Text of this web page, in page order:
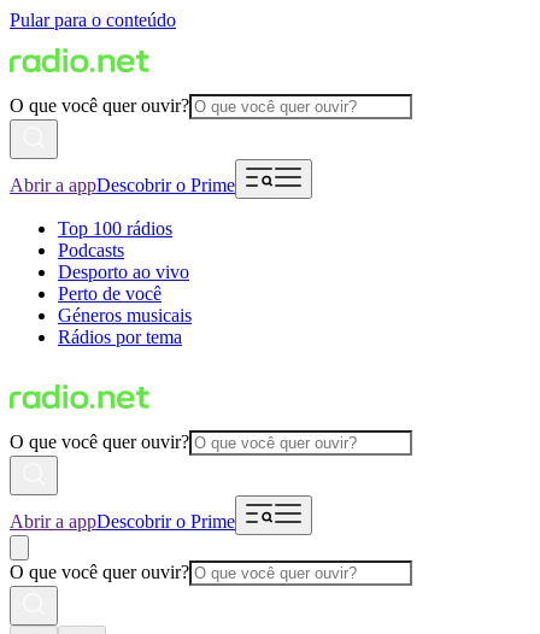
Pular para o conteúdo
O que você quer ouvir?
Abrir a appDescobrir o Prime
Top 100 rádios
Podcasts
Desporto ao vivo
Perto de você
Géneros musicais
Rádios por tema
O que você quer ouvir?
Abrir a appDescobrir o Prime
O que você quer ouvir?